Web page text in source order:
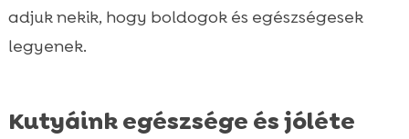
adjuk nekik, hogy boldogok és egészségesek
legyenek.
Kutyáink egészsége és jóléte